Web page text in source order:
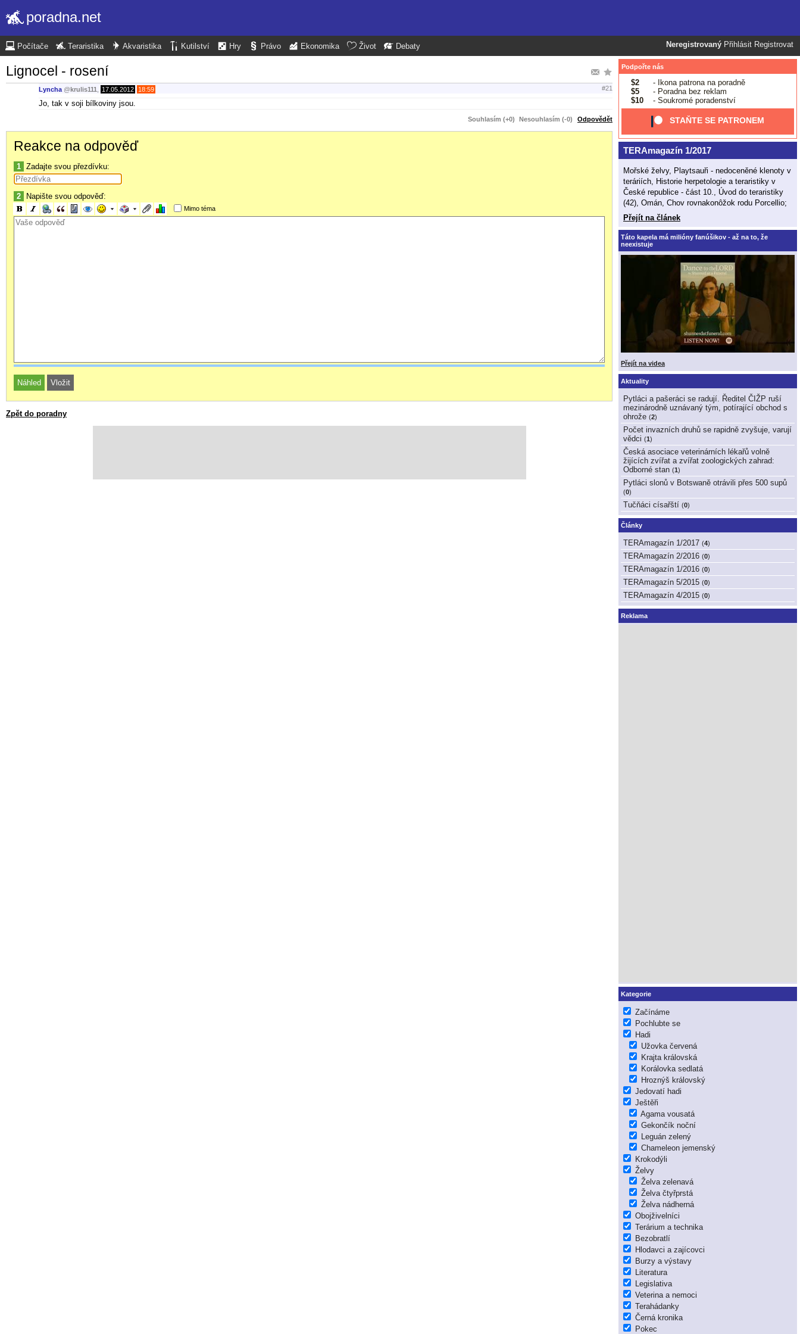
poradna.net
Neregistrovaný Přihlásit Registrovat
Počítače Teraristika Akvaristika Kutilství Hry Právo Ekonomika Život Debaty
Lignocel - rosení
Lyncha @krulis111 17.05.2012 18:59 #21
Jo, tak v soji bílkoviny jsou.
Souhlasím (+0) Nesouhlasím (-0) Odpovědět
Reakce na odpověď
1 Zadajte svou přezdívku:
2 Napište svou odpověď:
Mimo téma
Zpět do poradny
Podpořte nás
$2
- Ikona patrona na poradně
$5
- Poradna bez reklam
$10
- Soukromé poradenství
STAŇTE SE PATRONEM
TERAmagazín 1/2017
Mořské želvy, Playtsauři - nedoceněné klenoty v
teráriích, Historie herpetologie a teraristiky v
České republice - část 10., Úvod do teraristiky
(42), Omán, Chov rovnakonôžok rodu Porcellio;
Přejít na článek
Táto kapela má milióny fanúšikov - až na to, že
neexistuje
Přejít na videa
Aktuality
Pytláci a pašeráci se radují. Ředitel ČIŽP ruší
mezinárodně uznávaný tým, potírající obchod s
ohrože (2)
Počet invazních druhů se rapidně zvyšuje, varují
vědci (1)
Česká asociace veterinárních lékařů volně
žijících zvířat a zvířat zoologických zahrad:
Odborné stan (1)
Pytláci slonů v Botswaně otrávili přes 500 supů
(0)
Tučňáci císařští (0)
Články
TERAmagazín 1/2017 (4)
TERAmagazín 2/2016 (0)
TERAmagazín 1/2016 (0)
TERAmagazín 5/2015 (0)
TERAmagazín 4/2015 (0)
Reklama
Kategorie
Začínáme
Pochlubte se
Hadi
Užovka červená
Krajta královská
Korálovka sedlatá
Hroznýš královský
Jedovatí hadi
Ještěři
Agama vousatá
Gekončík noční
Leguán zelený
Chameleon jemenský
Krokodýli
Želvy
Želva zelenavá
Želva čtyřprstá
Želva nádherná
Obojživelníci
Terárium a technika
Bezobratlí
Hlodavci a zajícovci
Burzy a výstavy
Literatura
Legislativa
Veterina a nemoci
Terahádanky
Černá kronika
Pokec